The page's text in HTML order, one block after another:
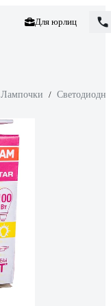
Для юрлиц
Лампочки /